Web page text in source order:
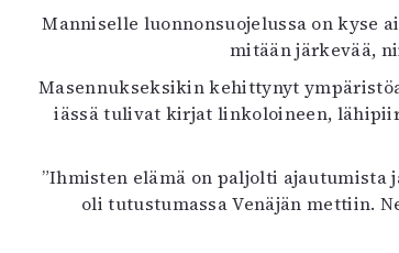
Manniselle luonnonsuojelussa on kyse
mitään järkevää,
Masennukseksikin kehittynyt
iässä tulivat kirjat linkoloineen,
”Ihmisten elämä on paljolti
oli tutustumassa Venäjän mettiin.